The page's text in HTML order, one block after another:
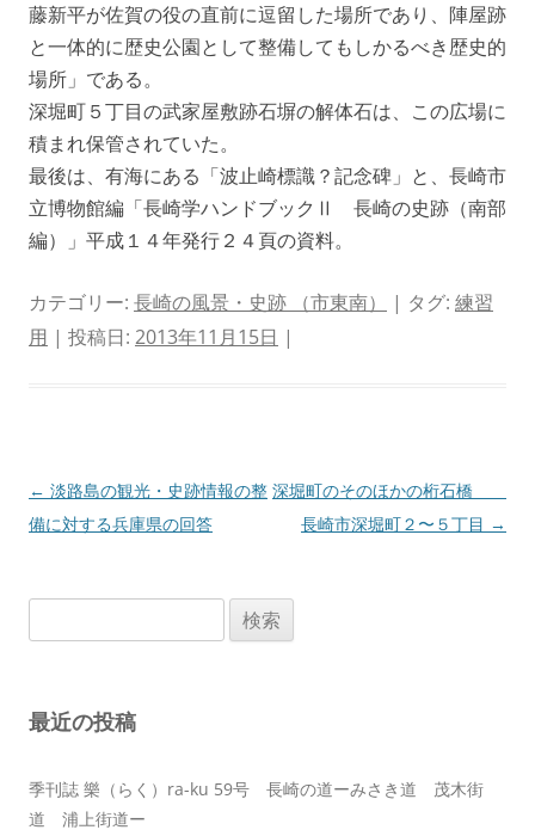
藤新平が佐賀の役の直前に逗留した場所であり、陣屋跡
と一体的に歴史公園として整備してもしかるべき歴史的
場所」である。
深堀町５丁目の武家屋敷跡石塀の解体石は、この広場に
積まれ保管されていた。
最後は、有海にある「波止崎標識？記念碑」と、長崎市
立博物館編「長崎学ハンドブックⅡ 長崎の史跡（南部
編）」平成１４年発行２４頁の資料。
カテゴリー: 長崎の風景・史跡 （市東南） | タグ: 練習
用 | 投稿日: 2013年11月15日 |
投
稿
ョ
← 淡路島の観光・史跡情報の整
備に対する兵庫県の回答
深堀町のそのほかの桁石橋
長崎市深堀町２〜５丁目 →
索:
最近の投稿
季刊誌 樂（らく）ra-ku 59号 長崎の道ーみさき道 茂木街
道 浦上街道ー